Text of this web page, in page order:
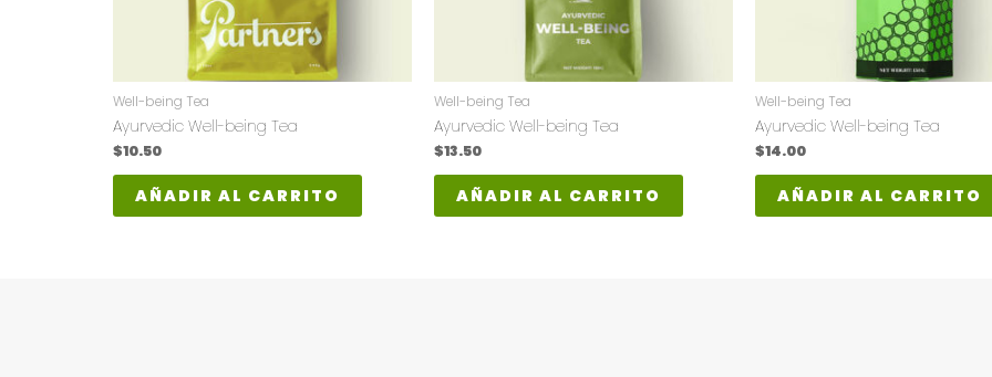
Well-being Tea
Ayurvedic Well-being Tea
$10.50
AÑADIR AL CARRITO
Well-being Tea
Ayurvedic Well-being Tea
$13.50
AÑADIR AL CARRITO
Well-being Tea
Ayurvedic Well-being Tea
$14.00
AÑADIR AL CARRITO